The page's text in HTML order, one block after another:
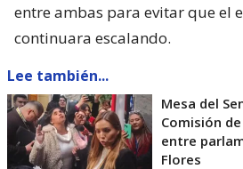
entre ambas para evitar que el
continuara escalando.
Lee también...
Mesa del
Comisión
entre
Flores